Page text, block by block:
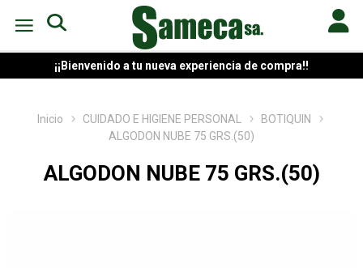
¡¡Bienvenido a tu nueva experiencia de compra!!
Inicio CUIDADO E HIGIENE PERSONAL
BOTIQUIN
ALGODON NUBE 75 GRS.(50)
ALGODON NUBE 75 GRS.(50)